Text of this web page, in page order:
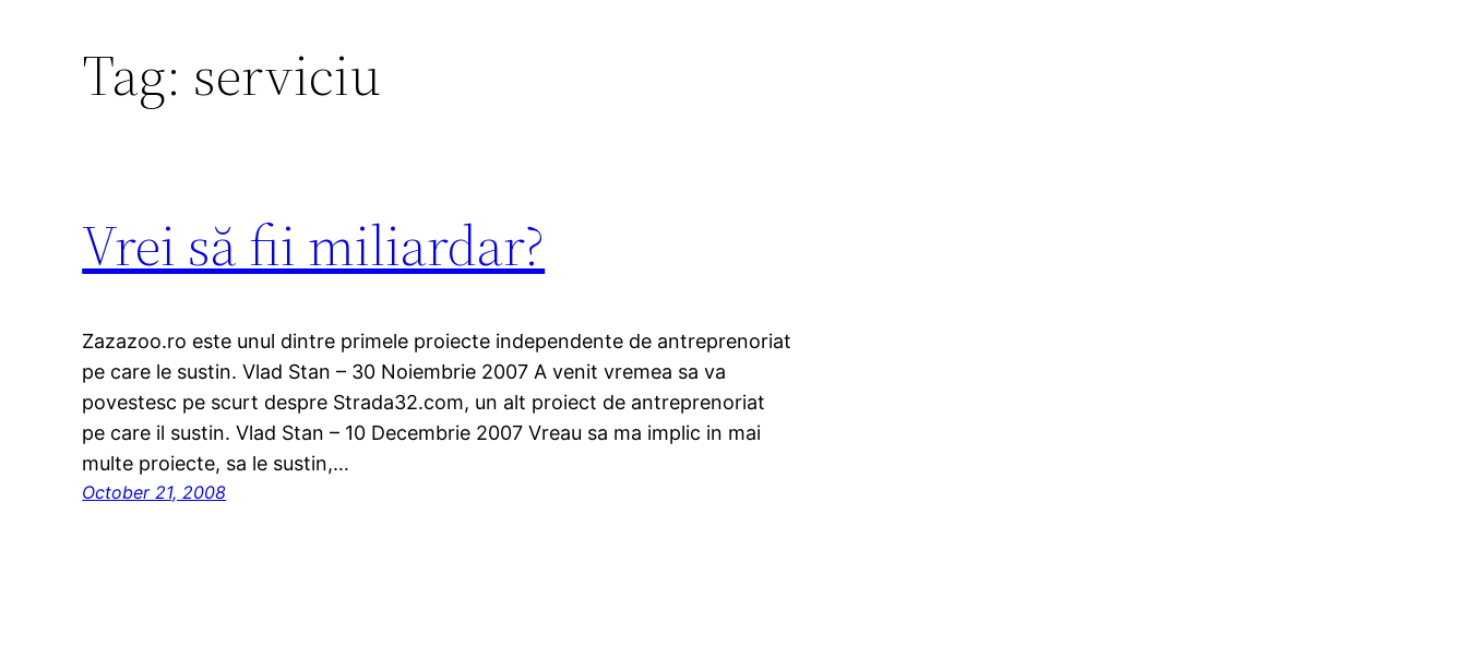
Tag: serviciu
Vrei să fii miliardar?
Zazazoo.ro este unul dintre primele proiecte independente de antreprenoriat
pe care le sustin. Vlad Stan – 30 Noiembrie 2007 A venit vremea sa va
povestesc pe scurt despre Strada32.com, un alt proiect de antreprenoriat
pe care il sustin. Vlad Stan – 10 Decembrie 2007 Vreau sa ma implic in mai
multe proiecte, sa le sustin,…
October 21, 2008